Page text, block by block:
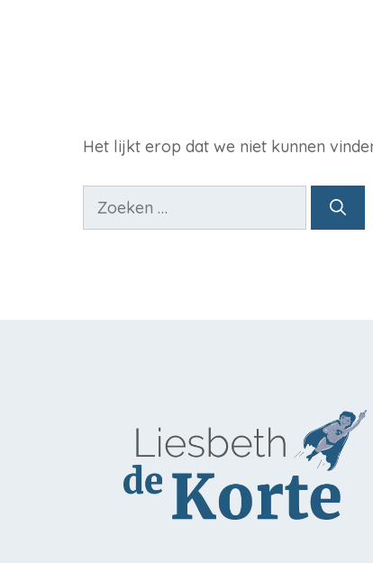
Het lijkt erop dat we niet kunnen
Zoek
naar: